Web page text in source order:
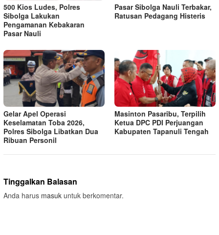
500 Kios Ludes, Polres
Sibolga Lakukan
Pengamanan Kebakaran
Pasar Nauli
Pasar Sibolga Nauli Terbakar,
Ratusan Pedagang Histeris
Gelar Apel Operasi
Keselamatan Toba 2026,
Polres Sibolga Libatkan Dua
Ribuan Personil
Masinton Pasaribu, Terpilih
Ketua DPC PDI Perjuangan
Kabupaten Tapanuli Tengah
Tinggalkan Balasan
Anda harus masuk untuk berkomentar.